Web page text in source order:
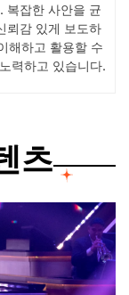
복잡한 사안을 균
뢰감 있게 보도하
해하고 활용할 수
력하고 있습니다.
츠